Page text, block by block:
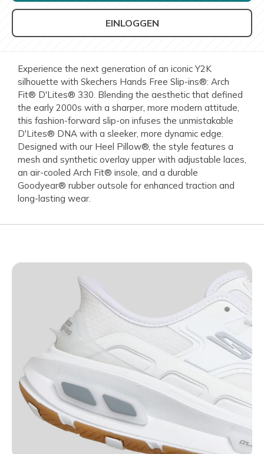
EINLOGGEN
Experience the next generation of an iconic Y2K
silhouette with Skechers Hands Free Slip-ins®: Arch
Fit® D'Lites® 330. Blending the aesthetic that defined
the early 2000s with a sharper, more modern attitude,
this fashion-forward slip-on infuses the unmistakable
D'Lites® DNA with a sleeker, more dynamic edge.
Designed with our Heel Pillow®, the style features a
mesh and synthetic overlay upper with adjustable laces,
an air-cooled Arch Fit® insole, and a durable
Goodyear® rubber outsole for enhanced traction and
long-lasting wear.